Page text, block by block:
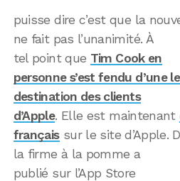
puisse dire c’est que la
ne fait pas l’unanimité. À
tel point que Tim Cook en
personne s’est fendu d’une
destination des clients
d’Apple. Elle est maintenant
françaissur le site d’Apple.
la firme à la pomme a
publié sur l’App Store